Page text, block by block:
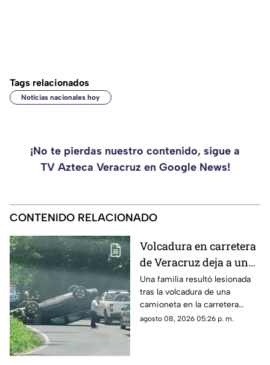
Tags relacionados
Noticias nacionales hoy
¡No te pierdas nuestro contenido, sigue a
TV Azteca Veracruz en Google News!
CONTENIDO RELACIONADO
Volcadura en carretera
de Veracruz deja a una
familia lesionada
Una familia resultó lesionada
tras la volcadura de una
camioneta en la carretera
Fortín-Orizaba, donde la
agosto 08, 2026 05:26 p. m.